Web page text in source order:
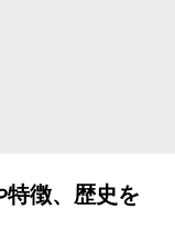
徴、歴史を